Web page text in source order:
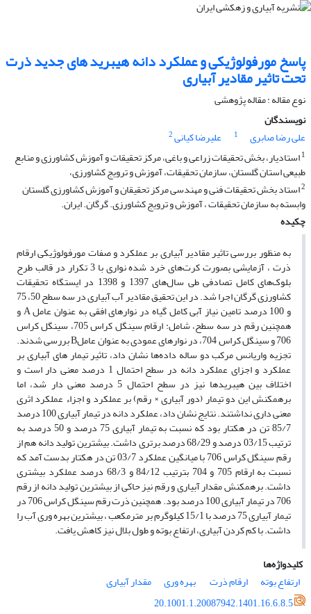
پاسخ مورفولوژیکی و عملکرد دانه هیبرید های جدید ذرت
تحت تاثیر مقادیر آبیاری
نوع مقاله : مقاله پژوهشی
نویسندگان
علی رضا صابری
1 علیرضا کیانی2
1استادیار، بخش تحقیقات زراعی و باغی، مرکز تحقیقات و آموزش کشاورزی و منابع
طبیعی استان گلستان، سازمان تحقیقات، آموزش و ترویج کشاورزی،
2استاد بخش تحقیقات فنی و مهندسی مرکز تحقیقان و آموزش کشاورزی گلستان
وابسته به سازمان تحقیقات ، آموزش و ترویج کشاورزی. گرگان. ایران.
چکیده
به منظور بررسی تاثیر مقادیر آبیاری بر عملکرد و صفات مورفولوژیکی ارقام
ذرت ، آزمایشی بصورت کرت‌های خرد شده نواری با 3 تکرار در قالب طرح
بلوک‌های کامل تصادفی طی سال‌های 1397 و 1398 در ایستگاه تحقیقات
کشاورزی گرگان اجرا شد. در این تحقیق مقادیر آب آبیاری در سه سطح 50، 75
و 100 درصد تامین نیاز آبی کامل گیاه در نوار‌های افقی به عنوان عامل A و
همچنین رقم در سه سطح، شامل: ارقام سینگل کراس 705، سینگل کراس
706 و سینگل کراس 704، در نوار‌های عمودی به عنوان عاملB بررسی شدند.
تجزیه واریانس مرکب دو ساله داده‌ها نشان داد، تاثیر تیمار های آبیاری بر
عملکرد و اجزای عملکرد دانه در سطح احتمال 1 درصد معنی دار است و
اختلاف بین هیبریدها نیز در سطح احتمال 5 درصد معنی دار شد، اما
برهمکنش این دو تیمار (دور آبیاری × رقم) بر عملکرد و اجزاء عملکرد اثری
معنی داری نداشتند. نتایج نشان داد، عملکرد دانه در تیمار آبیاری 100 درصد
85/7 تن در هکتار بود که نسبت به تیمار آبیاری 75 درصد و 50 درصد به
ترتیب 03/15 درصد و 68/29 درصد برتری داشت. بیشترین تولید دانه هم از
رقم سینگل کراس 706 با میانگین عملکرد 03/7 تن در هکتار بدست آمد که
نسبت به ارقام 705 و 704 بترتیب 84/12 و 68/3 درصد عملکرد بیشتری
داشت. برهمکنش مقدار آبیاری و رقم نیز حاکی از بیشترین تولید دانه از رقم
706 در تیمار آبیاری 100 درصد بود. همچنین ذرت رقم سینگل کراس 706 در
تیمار آبیاری 75 درصد با 15/1 کیلوگرم بر مترمکعب ، بیشترین بهره وری آب را
داشت. با کم کردن آبیاری، ارتفاع بوته و طول بلال نیز کاهش یافت.
کلیدواژه‌ها
ارتفاع بوته
ارقام ذرت ‌ بهره وری
مقدار آبیاری
20.1001.1.20087942.1401.16.6.8.5